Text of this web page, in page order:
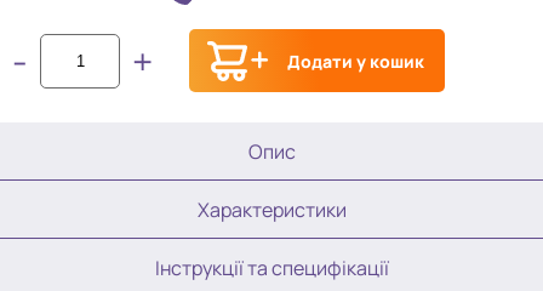
- + Додати у кошик
Опис
Характеристики
Інструкції та специфікації